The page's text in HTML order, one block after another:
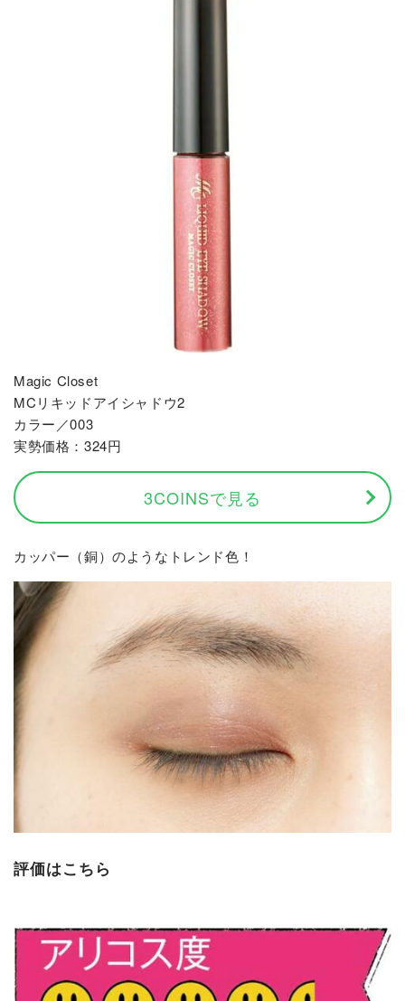
Magic Closet
MCリキッドアイシャドウ2
カラー／003
実勢価格：324円
3COINSで見る
カッパー（銅）のようなトレンド色！
評価はこちら